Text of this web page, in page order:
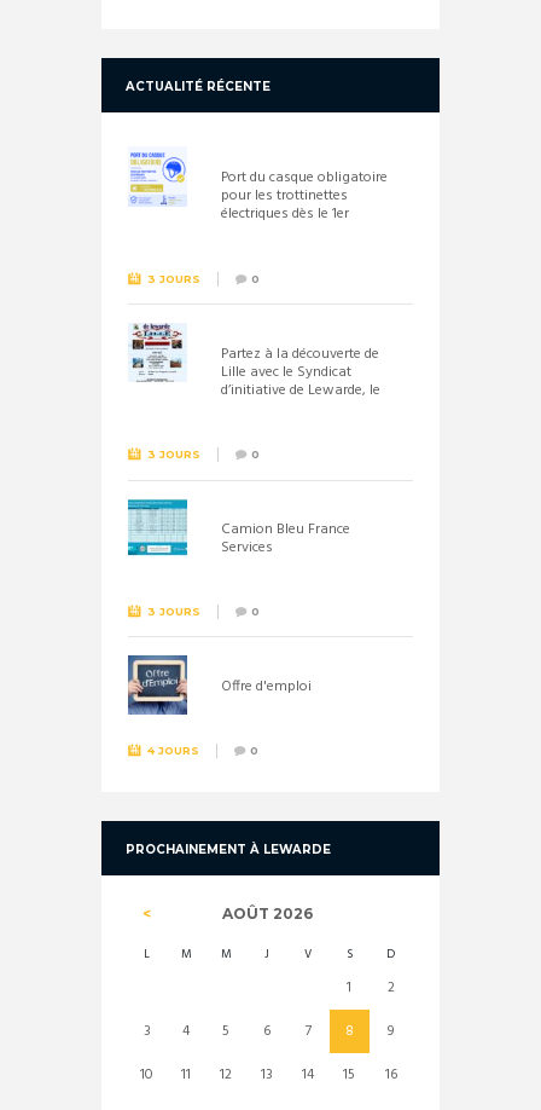
ACTUALITÉ RÉCENTE
Port du casque obligatoire
pour les trottinettes
électriques dès le 1er
3 JOURS 0
Partez à la découverte de
Lille avec le Syndicat
d’initiative de Lewarde, le
3 JOURS 0
Camion Bleu France
Services
3 JOURS 0
Offre d'emploi
4 JOURS 0
PROCHAINEMENT À LEWARDE
AOÛT 2026
L M M J V S D
1
2
3
4 5 6 7 8
9
10
11 12 13 14 15
16